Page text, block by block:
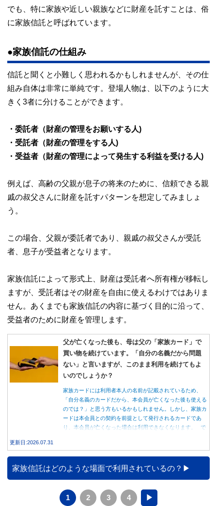
でも、特に家族や近しい親族などに財産を託すことは、俗
に家族信託と呼ばれています。
●家族信託の仕組み
信託と聞くと小難しく思われるかもしれませんが、その仕
組み自体は非常に単純です。登場人物は、以下のように大
きく3者に分けることができます。
・委託者（財産の管理をお願いする人)
・受託者（財産の管理をする人)
・受益者（財産の管理によって発生する利益を受ける人)
例えば、高齢の父親が息子の将来のために、信頼できる親
戚の叔父さんに財産を託すパターンを想定してみましょ
う。
この場合、父親が委託者であり、親戚の叔父さんが受託
者、息子が受益者となります。
家族信託によって形式上、財産は受託者へ所有権が移転し
ますが、受託者はその財産を自由に使えるわけではありま
せん。あくまでも家族信託の内容に基づく目的に沿って、
受益者のために財産を管理します。
父が亡くなった後も、母は父の「家族カード」で
買い物を続けています。「自分の名義だから問題
ない」と言いますが、このまま利用を続けてもよ
いのでしょうか？
家族カードには利用者本人の名前が記載されているため、
「自分名義のカードだから、本会員が亡くなった後も使える
のでは？」と思う方もいるかもしれません。しかし、家族カ
ードは本会員との契約を前提として発行されるカードであ
り、本会員が亡くなった場合は利用できなくなります。 で
族が行うべき手続きについて分かりやすく解説します。
更新日:2026.07.31
家族信託はどのような場面で利用されているの？
1 2 3 4 ▶